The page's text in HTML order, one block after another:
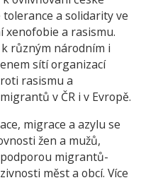
a solidarity ve
a rasismu.
různým národním i
sítí organizací
rasismu a
v ČR i v Evropě.
migrace a azylu se
žen a mužů,
migrantů-
měst a obcí. Více